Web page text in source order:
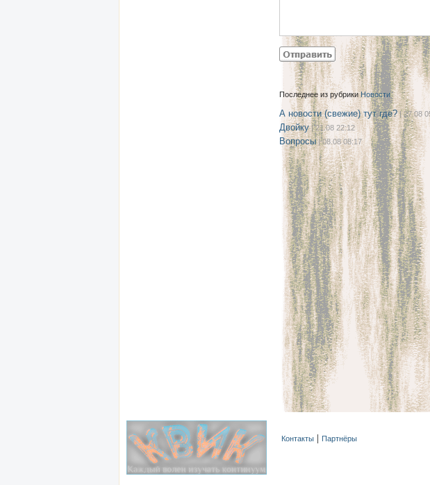
Последнее из рубрикиНовости
А новости (свежие) тут где?| 27.08
Двойку| 21.08 22:12
Вопросы| 08.08 08:17
Контакты Партнёры